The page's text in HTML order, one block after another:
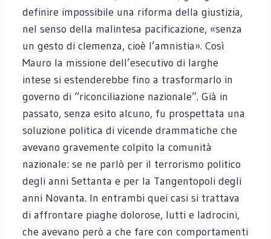
definire impossibile una riforma della giustizia,
nel senso della malintesa pacificazione, «senza
un gesto di clemenza, cioè l’amnistia». Così
Mauro la missione dell’esecutivo di larghe
intese si estenderebbe fino a trasformarlo in
governo di “riconciliazione nazionale”. Già in
passato, senza esito alcuno, fu prospettata una
soluzione politica di vicende drammatiche che
avevano gravemente colpito la comunità
nazionale: se ne parlò per il terrorismo politico
degli anni Settanta e per la Tangentopoli degli
anni Novanta. In entrambi quei casi si trattava
di affrontare piaghe dolorose, lutti e ladrocini,
che avevano però a che fare con comportamenti